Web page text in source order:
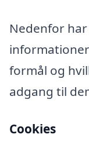
Nedenfor
formål og
adgang til
Cookies